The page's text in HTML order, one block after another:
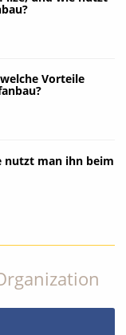
Vorteile
nutzt man ihn beim